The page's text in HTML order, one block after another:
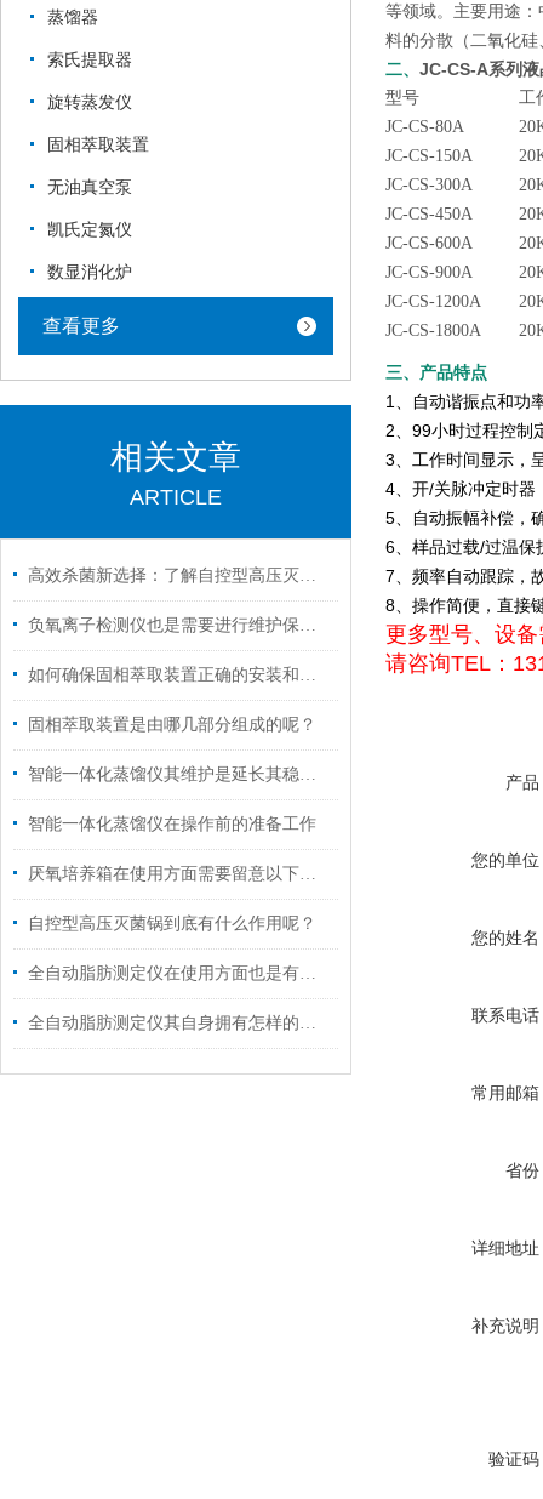
蒸馏器
索氏提取器
旋转蒸发仪
固相萃取装置
无油真空泵
凯氏定氮仪
数显消化炉
查看更多
相关文章
ARTICLE
高效杀菌新选择：了解自控型高压灭菌锅的多功能应用！
负氧离子检测仪也是需要进行维护保养的
如何确保固相萃取装置正确的安装和有效运行呢？
固相萃取装置是由哪几部分组成的呢？
智能一体化蒸馏仪其维护是延长其稳定运行的关键
智能一体化蒸馏仪在操作前的准备工作
厌氧培养箱在使用方面需要留意以下事项
自控型高压灭菌锅到底有什么作用呢？
全自动脂肪测定仪在使用方面也是有技巧的
全自动脂肪测定仪其自身拥有怎样的特点呢？
等领域。主要用途
料的分散（二氧化
二、 JC-CS-A系列
型号
工
JC-CS-80A
JC-CS-150A
JC-CS-300A
JC-CS-450A
JC-CS-600A
JC-CS-900A
JC-CS-1200A
JC-CS-1800A
三、产品特点
1、自动谐振点和功
2、99小时过程控制
3、工作时间显示，
4、开/关脉冲定时器
5、自动振幅补偿，
6、样品过载/过温保
7、频率自动跟踪，
8、操作简便，直接
更多型号、设
请咨询TEL：
产品
您的单位
您的姓名
联系电话
常用邮箱
省份
详细地址
补充说明
验证码